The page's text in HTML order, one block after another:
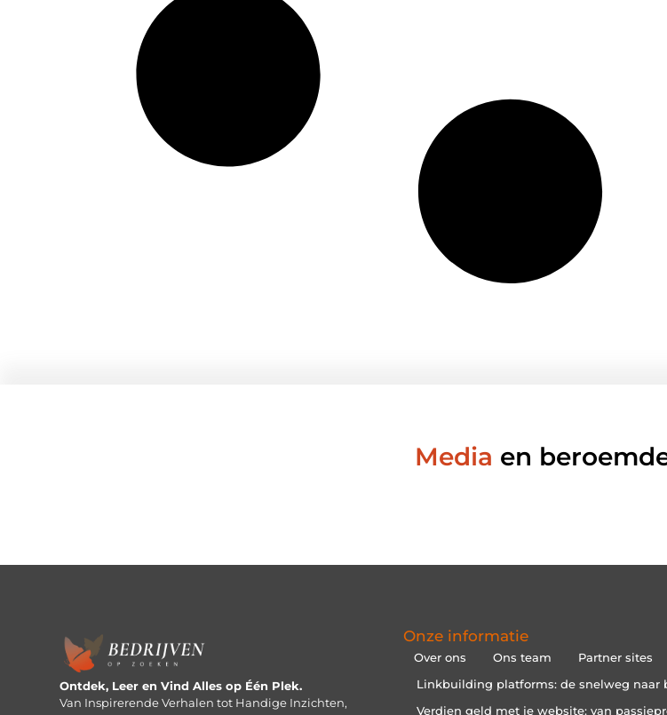
Media en
Ontdek, Leer en Vind Alles op Één Plek.
Van Inspirerende Verhalen tot Handige Inzichten,
Onze informatie
Over ons Ons team Partner sites
Linkbuilding platforms: de snelweg naar
Verdien geld met je website: van